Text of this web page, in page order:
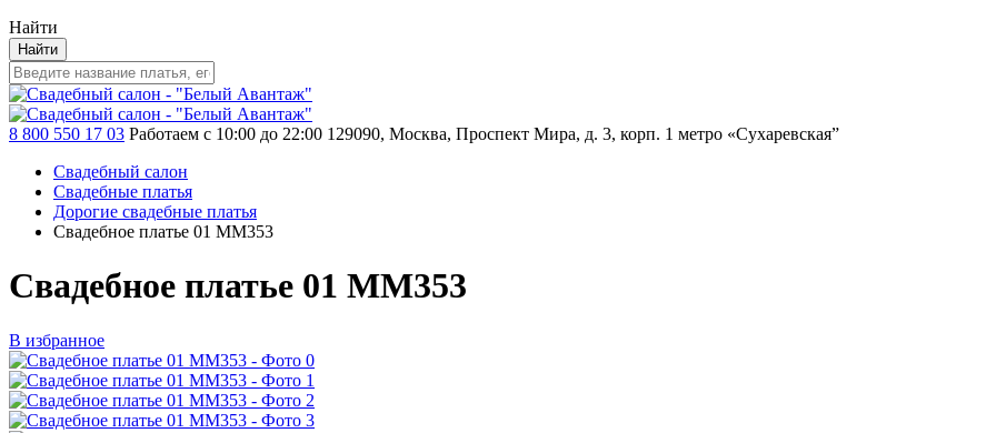
Найти
Найти
8 800 550 17 03 Работаем с 10:00 до 22:00 129090, Москва, Проспект Мира, д. 3, корп. 1 метро «Сухаревская”
Свадебный салон
Свадебные платья
Дорогие свадебные платья
Свадебное платье 01 MM353
Свадебное платье 01 MM353
В избранное